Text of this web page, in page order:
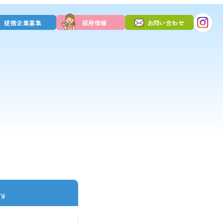
提携企業募集 採用情報 お問い合わせ